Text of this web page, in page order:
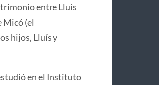
entre Lluís
Micó (el
hijos, Lluís y
en el Instituto